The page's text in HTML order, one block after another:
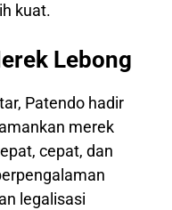
kuat.
Lebong
Patendo hadir
merek
cepat, dan
legalisasi